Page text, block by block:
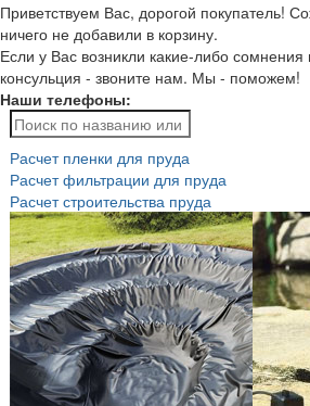
Приветствуем Вас, дорогой покупатель!
ничего не добавили в корзину.
Если у Вас возникли какие-либо
консульция - звоните нам. Мы - поможем!
Наши телефоны:
Расчет пленки для пруда
Расчет фильтрации для пруда
Расчет строительства пруда